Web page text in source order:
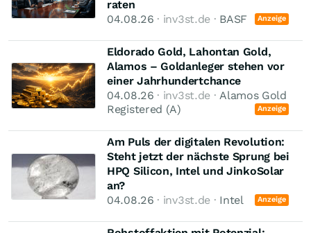
raten
04.08.26 · inv3st.de · BASF Anzeige
Eldorado Gold, Lahontan Gold,
Alamos – Goldanleger stehen vor
einer Jahrhundertchance
04.08.26 · inv3st.de ·Alamos Gold
Registered (A)
Anzeige
Am Puls der digitalen Revolution:
Steht jetzt der nächste Sprung bei
HPQ Silicon, Intel und JinkoSolar
an?
04.08.26 · inv3st.de · Intel Anzeige